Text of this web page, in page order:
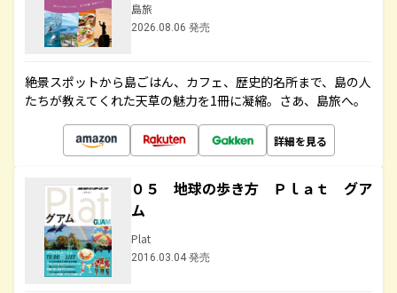
島旅
2026.08.06 発売
絶景スポットから島ごはん、カフェ、歴史的名所まで、島の人
たちが教えてくれた天草の魅力を1冊に凝縮。さあ、島旅へ。
詳細を見る
０５ 地球の歩き方 Ｐｌａｔ グア
ム
Plat
2016.03.04 発売